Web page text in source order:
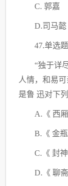
C. 郭嘉
D.司马懿
47.单选题
“独于详
人情，和易可
是鲁 迅对下
A.《 西厢
B.《 金瓶
C.《 封
D.《 聊